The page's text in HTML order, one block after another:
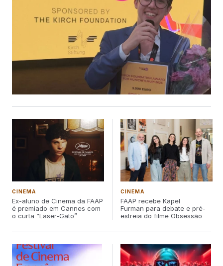
cooperação com a Pop Up Film Residency da Tatino Films e
em parceria com o Festival of Future Storytellers e
o Filmfest München. Selecionado por um júri internacional,
o projeto de Zanatta foi destacado pelo potencial de
crescimento e reconhecimento, bem como pela força de
possíveis colaborações além de fronteiras. Ao agradecer o
prêmio, a ex-aluna da FAAP ressaltou a importância do
apoio do programa e descreveu seu longa como “uma
comédia romântica queer sobre duas avós católicas que se
apaixonam em uma pequena cidade interiorana no Brasil”. A
Alemanha/Síria, Índia, México e Irlanda do Norte,
consolidando o alcance global da iniciativa e seu papel na
formação de novos talentos do
CINEMA
Ex-aluno de Cinema da FAAP
é premiado em Cannes com
o curta “Laser-Gato”
CINEMA
FAAP recebe Kapel
Furman para debate e pré-
estreia do filme Obsessão